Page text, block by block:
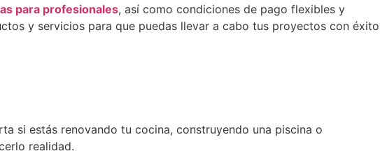
para profesionales, así como condiciones de pago flexibles y
y servicios para que puedas llevar a cabo tus proyectos con éxito
si estás renovando tu cocina, construyendo una piscina o
realidad.